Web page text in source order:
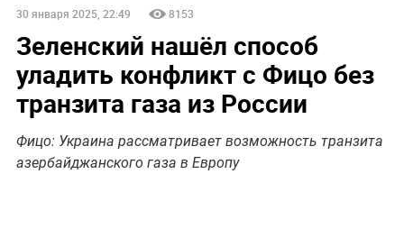
30 января 2025, 22:49 8153
Зеленский нашёл способ
уладить конфликт с Фицо без
транзита газа из России
Фицо: Украина рассматривает возможность транзита
азербайджанского газа в Европу